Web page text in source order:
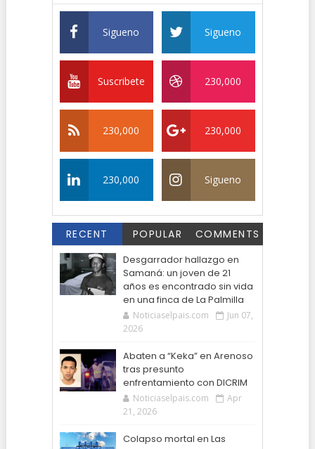
Sigueno Sigueno
Suscribete 230,000
230,000 230,000
230,000 Sigueno
RECENT POPULAR COMMENTS
Desgarrador hallazgo en
Samaná: un joven de 21
años es encontrado sin vida
en una finca de La Palmilla
Noticiaselpais.com
Jun 07,
2026
Abaten a “Keka” en Arenoso
tras presunto
enfrentamiento con DICRIM
Noticiaselpais.com
Apr
21, 2026
Colapso mortal en Las